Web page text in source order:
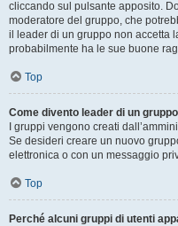
cliccando sul pulsante apposito.
moderatore del gruppo, che
il leader di un gruppo non accetta
probabilmente ha le sue buone
Top
Come divento leader di un
I gruppi vengono creati
Se desideri creare un nuovo
elettronica o con un messaggio
Top
Perché alcuni gruppi di utenti